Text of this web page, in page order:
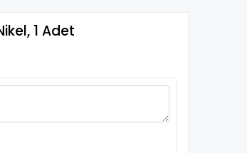
1 Adet